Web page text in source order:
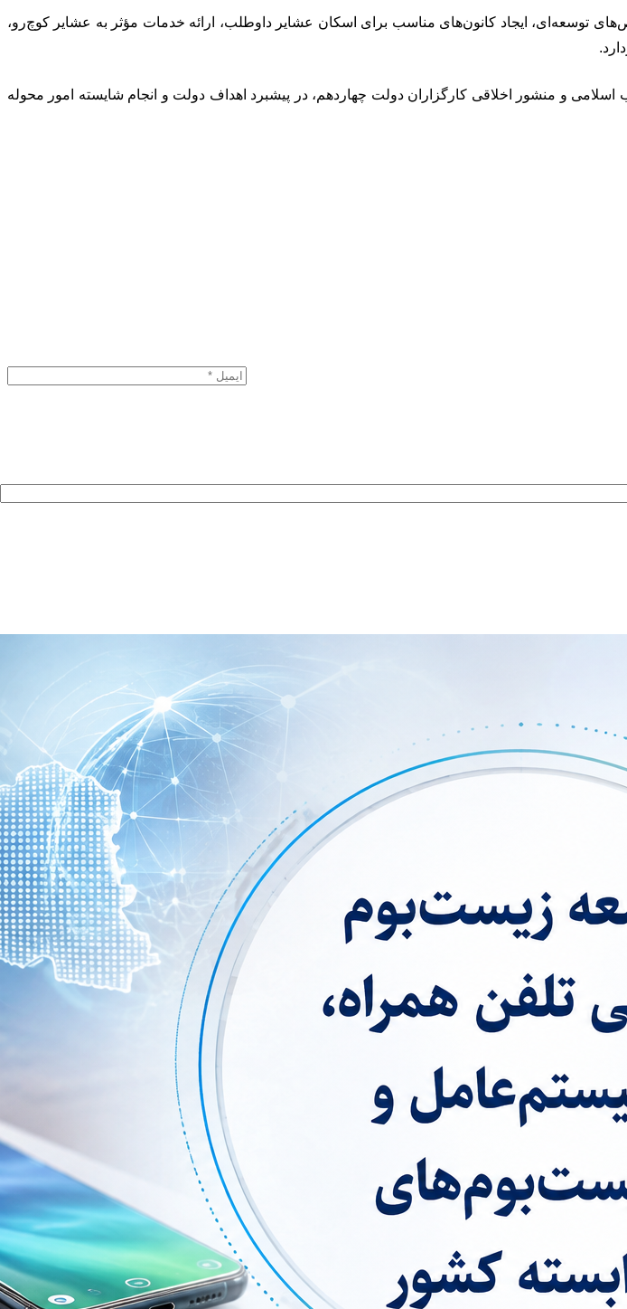
توسعه‌ای، ایجاد کانون‌های مناسب برای اسکان عشایر داوطلب، ارائه خدمات مؤثر به عشایر کوچ‌رو،
اسلامی و منشور اخلاقی کارگزاران دولت چهاردهم، در پیشبرد اهداف دولت و انجام شایسته امور محوله